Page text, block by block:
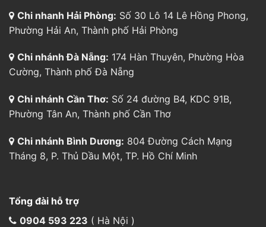
Chi nhanh Hải Phòng: Số 30 Lô 14 Lê Hồng Phong,
Phường Hải An, Thành phố Hải Phòng
Chi nhánh Đà Nẵng: 174 Hàn Thuyên, Phường Hòa
Cường, Thành phố Đà Nẵng
Chi nhánh Cần Thơ: Số 24 đường B4, KDC 91B,
Phường Tân An, Thành phố Cần Thơ
Chi nhánh Bình Dương: 804 Đường Cách Mạng
Tháng 8, P. Thủ Dầu Một, TP. Hồ Chí Minh
Tổng đài hỗ trợ
0904 593 223 ( Hà Nội )